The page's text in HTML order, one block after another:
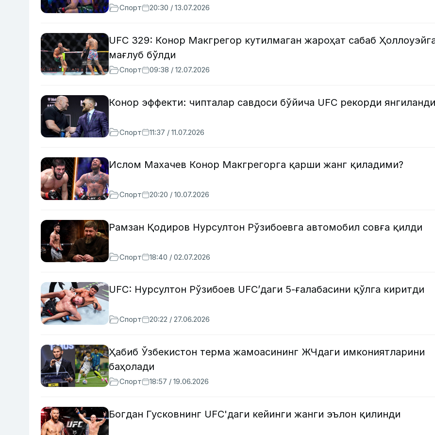
Спорт 20:30 / 13.07.2026
UFC 329: Конор Макгрегор кутилмаган жароҳат сабаб
мағлуб бўлди
Спорт 09:38 / 12.07.2026
Конор эффекти: чипталар савдоси бўйича UFC рекорди янгиланди
Спорт 11:37 / 11.07.2026
Ислом Махачев Конор Макгрегорга қарши жанг қиладими?
Спорт 20:20 / 10.07.2026
Рамзан Қодиров Нурсултон Рўзибоевга автомобил совға қилди
Спорт 18:40 / 02.07.2026
UFC: Нурсултон Рўзибоев UFC’даги 5-ғалабасини қўлга киритди
Спорт 20:22 / 27.06.2026
Ҳабиб Ўзбекистон терма жамоасининг ЖЧдаги имкониятларини
баҳолади
Спорт 18:57 / 19.06.2026
Богдан Гусковнинг UFC'даги кейинги жанги эълон қилинди